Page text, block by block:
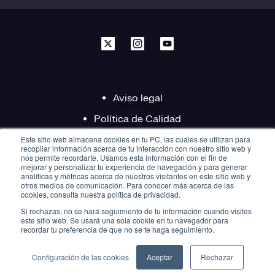
Este sitio web almacena cookies en tu PC, las cuales se utilizan para
recopilar información acerca de tu interacción con nuestro sitio web y
nos permite recordarte. Usamos esta información con el fin de
mejorar y personalizar tu experiencia de navegación y para generar
analíticas y métricas acerca de nuestros visitantes en este sitio web y
otros medios de comunicación. Para conocer más acerca de las
cookies, consulta nuestra política de privacidad.
Si rechazas, no se hará seguimiento de tu información cuando visites
este sitio web. Se usará una sola cookie en tu navegador para
recordar tu preferencia de que no se te haga seguimiento.
Configuración de las cookies Aceptar Rechazar
Aviso legal
Política de Calidad
Política de Privacidad
Política de Cookies
Derechos de Protección de Datos